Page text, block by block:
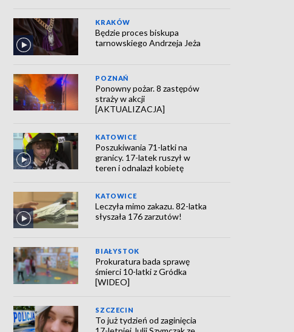
KRAKÓW
Będzie proces biskupa
tarnowskiego Andrzeja Jeża
POZNAŃ
Ponowny pożar. 8 zastępów
straży w akcji
[AKTUALIZACJA]
KATOWICE
Poszukiwania 71-latki na
granicy. 17-latek ruszył w
teren i odnalazł kobietę
KATOWICE
Leczyła mimo zakazu. 82-latka
słyszała 176 zarzutów!
BIAŁYSTOK
Prokuratura bada sprawę
śmierci 10-latki z Gródka
[WIDEO]
SZCZECIN
To już tydzień od zaginięcia